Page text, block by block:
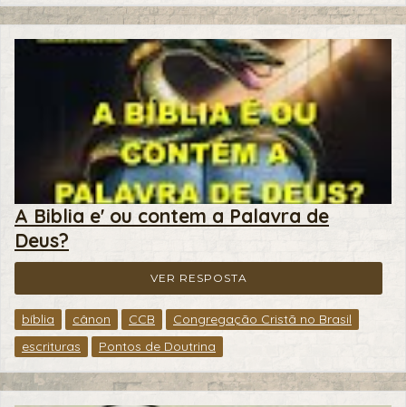
A Biblia e' ou contem a Palavra de
Deus?
VER RESPOSTA
bíblia cânon CCB
Congregação Cristã no Brasil
escrituras
Pontos de Doutrina